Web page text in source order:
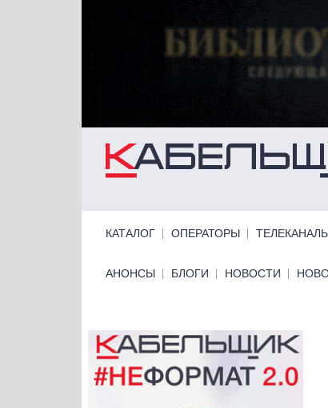
КАТАЛОГ ОПЕРАТОРЫ
Primary links bottom
АНОНСЫ БЛОГИ НОВОСТИ